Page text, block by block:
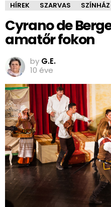
HÍREK SZARVAS SZÍNHÁZ
Cyrano de
amatőr fokon
by G.E.
10 éve